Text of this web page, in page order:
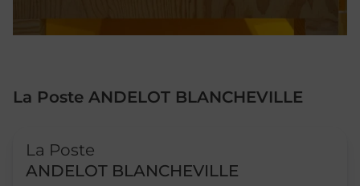
La Poste ANDELOT BLANCHEVILLE
La Poste
ANDELOT BLANCHEVILLE